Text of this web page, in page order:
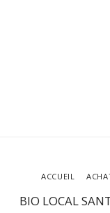
BIO LOCAL
ACCUEIL